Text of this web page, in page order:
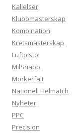
Kallelser
Klubbmästerskap
Kombination
Kretsmästerskap
Luftpistol
MilSnabb
Mörkerfält
Nationell Helmatch
Nyheter
PPC
Precision